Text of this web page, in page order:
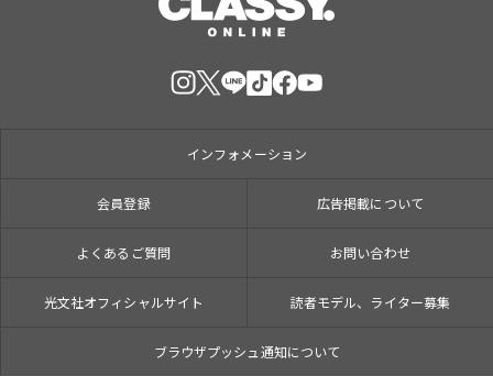
インフォメーション
会員登録 広告掲載について
よくあるご質問 お問い合わせ
光文社オフィシャルサイト 読者モデル、ライター募集
ブラウザプッシュ通知について